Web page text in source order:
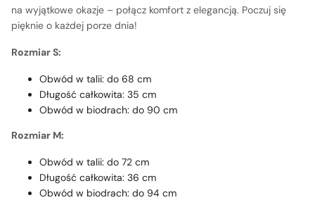
na wyjątkowe okazje – połącz komfort z elegancją. Poczuj się
pięknie o każdej porze dnia!
Rozmiar S:
Obwód w talii: do 68 cm
Długość całkowita: 35 cm
Obwód w biodrach: do 90 cm
Rozmiar M:
Obwód w talii: do 72 cm
Długość całkowita: 36 cm
Obwód w biodrach: do 94 cm